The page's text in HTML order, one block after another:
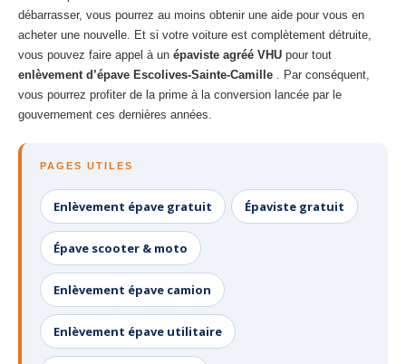
débarrasser, vous pourrez au moins obtenir une aide pour vous en
acheter une nouvelle. Et si votre voiture est complètement détruite,
vous pouvez faire appel à un épaviste agréé VHU pour tout
enlèvement d’épave Escolives-Sainte-Camille . Par conséquent,
vous pourrez profiter de la prime à la conversion lancée par le
gouvernement ces dernières années.
PAGES UTILES
Enlèvement épave gratuit Épaviste gratuit
Épave scooter & moto
Enlèvement épave camion
Enlèvement épave utilitaire